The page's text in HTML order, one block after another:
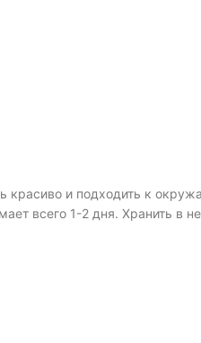
красиво и подходить к
всего 1-2 дня. Хранить